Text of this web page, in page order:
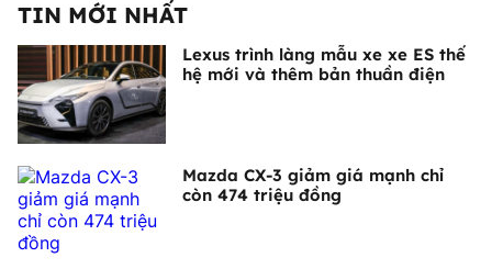
TIN MỚI NHẤT
Lexus trình làng mẫu xe xe ES thế
hệ mới và thêm bản thuần điện
Mazda CX-3 giảm giá mạnh chỉ
còn 474 triệu đồng